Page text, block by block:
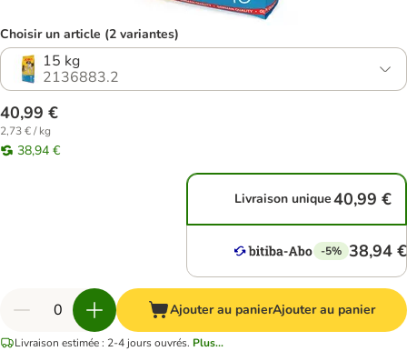
Choisir un article (2 variantes)
15 kg
2136883.2
40,99 €
2,73 € / kg
38,94 €
Livraison unique40,99 €
-5% 38,94 €
Ajouter au panierAjouter au panier
Livraison estimée : 2-4 jours ouvrés. Plus...